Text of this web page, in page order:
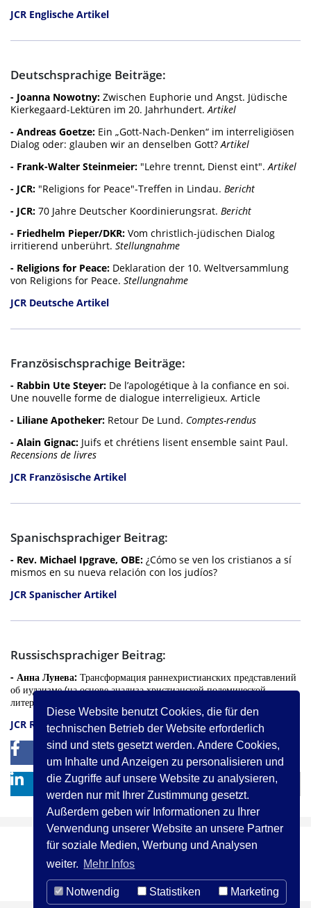
Diese Website benutzt Cookies, die für den
technischen Betrieb der Website erforderlich
sind und stets gesetzt werden. Andere Cookies,
um Inhalte und Anzeigen zu personalisieren und
die Zugriffe auf unsere Website zu analysieren,
werden nur mit Ihrer Zustimmung gesetzt.
Außerdem geben wir Informationen zu Ihrer
Verwendung unserer Website an unsere Partner
für soziale Medien, Werbung und Analysen
weiter. Mehr Infos
Notwendig Statistiken Marketing
JCR Englische Artikel
Deutschsprachige Beiträge:
- Joanna Nowotny: Zwischen Euphorie und Angst. Jüdische
Kierkegaard-Lektüren im 20. Jahrhundert.Artikel
- Andreas Goetze: Ein „Gott-Nach-Denken“ im interreligiösen
Dialog oder: glauben wir an denselben Gott?Artikel
- Frank-Walter Steinmeier: "Lehre trennt, Dienst eint".Artikel
- JCR: "Religions for Peace"-Treffen in Lindau. Bericht
- JCR: 70 Jahre Deutscher Koordinierungsrat. Bericht
- Friedhelm Pieper/DKR: Vom christlich-jüdischen Dialog
irritierend unberührt. Stellungnahme
- Religions for Peace: Deklaration der 10. Weltversammlung
von Religions for Peace. Stellungnahme
JCR Deutsche Artikel
Französischsprachige Beiträge:
- Rabbin Ute Steyer: De l’apologétique à la confiance en soi.
Une nouvelle forme de dialogue interreligieux. Article
- Liliane Apotheker: Retour De Lund. Comptes-rendus
- Alain Gignac: Juifs et chrétiens lisent ensemble saint Paul.
Recensions de livres
JCR Französische Artikel
Spanischsprachiger Beitrag:
- Rev. Michael Ipgrave, OBE: ¿Cómo se ven los cristianos a sí
mismos en su nueva relación con los judíos?
JCR Spanischer Artikel
Russischsprachiger Beitrag:
- Анна Лунева: Трансформация раннехристианских представлений
об иудаизме (на основе анализа христианской полемической
литературы II–III вв. и ее историко–культурного контекста)
JCR Russischer Artikel
(c) ICCJ 2021 Kontakt Impressum
Privacy Statement